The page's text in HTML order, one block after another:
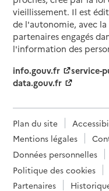
vieillissement. Il est
de l'autonomie, avec
partenaires engagés
l'information des
info.gouv.fr
service-
data.gouv.fr
Plan du site
Mentions légales
Données personnelles
Politique des cookies
Partenaires